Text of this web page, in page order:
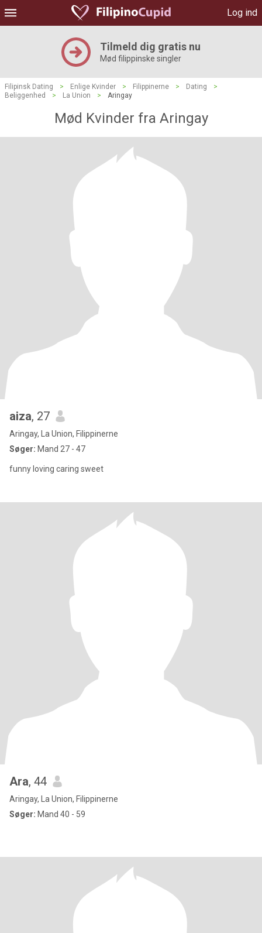
Log ind
Tilmeld dig gratis nu
Mød filippinske singler
Filipinsk Dating > Enlige Kvinder > Filippinerne > Dating
>
Beliggenhed
> La Union > Aringay
Mød Kvinder fra Aringay
aiza, 27
Aringay, La Union, Filippinerne
Søger: Mand 27 - 47
funny loving caring sweet
Ara, 44
Aringay, La Union, Filippinerne
Søger: Mand 40 - 59